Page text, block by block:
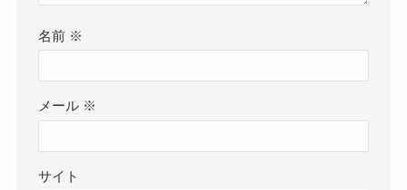
名前 ※
メール ※
サイト